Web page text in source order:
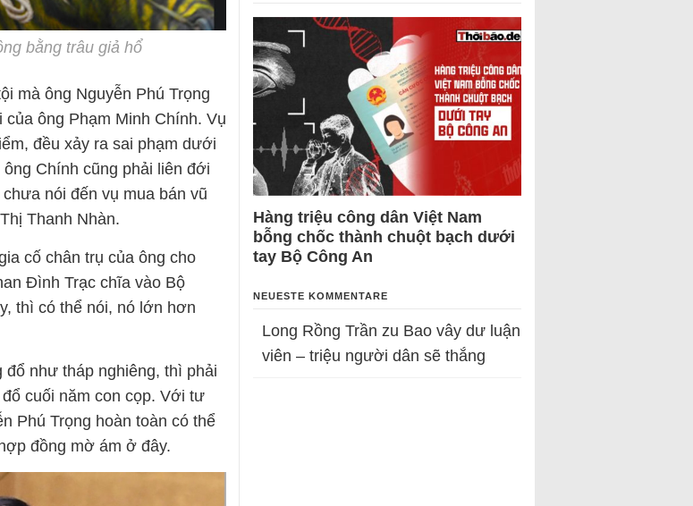
bằng trâu giả hổ
mà ông Nguyễn Phú Trọng
ông Phạm Minh Chính. Vụ
đều xảy ra sai phạm dưới
Chính cũng phải liên đới
nói đến vụ mua bán vũ
Thanh Nhàn.
cố chân trụ của ông cho
Đình Trạc chĩa vào Bộ
thì có thể nói, nó lớn hơn
đổ như tháp nghiêng, thì phải
cuối năm con cọp. Với tư
Phú Trọng hoàn toàn có thể
đồng mờ ám ở đây.
Hàng triệu công dân Việt Nam
bỗng chốc thành chuột bạch dưới
tay Bộ Công An
NEUESTE KOMMENTARE
Long Rồng Trần zu Bao vây dư luận
viên – triệu người dân sẽ thắng